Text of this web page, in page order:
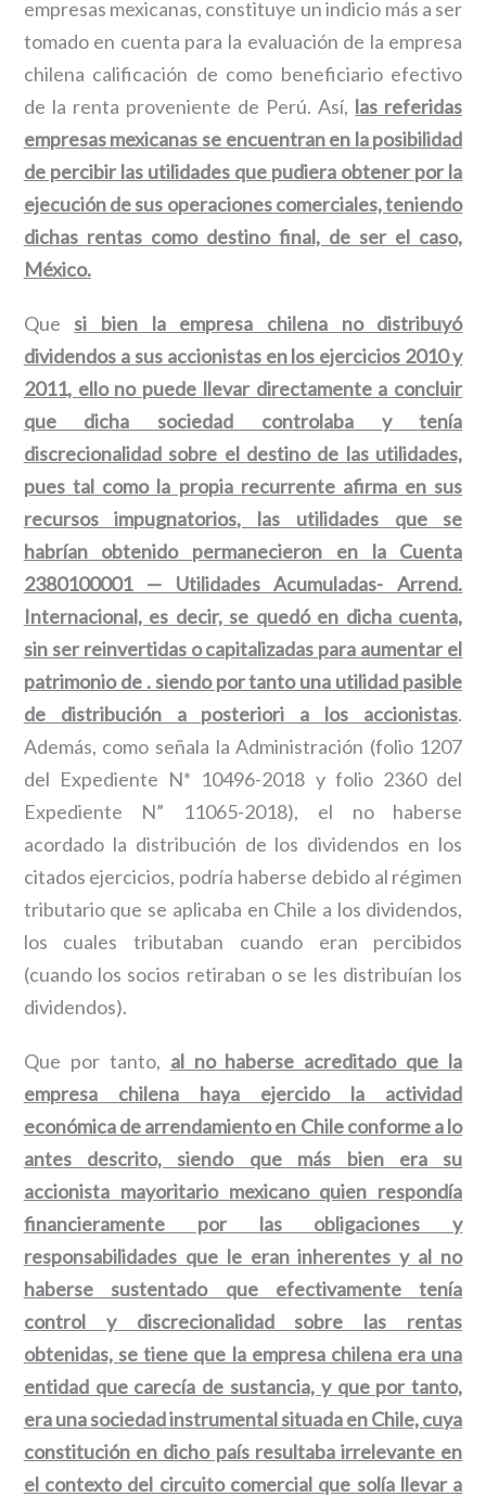
empresas mexicanas, constituye un indicio más a ser
tomado en cuenta para la evaluación de la empresa
chilena calificación de como beneficiario efectivo
de la renta proveniente de Perú. Así, las referidas
empresas mexicanas se encuentran en la posibilidad
de percibir las utilidades que pudiera obtener por la
ejecución de sus operaciones comerciales, teniendo
dichas rentas como destino final, de ser el caso,
México.
Que si bien la empresa chilena no distribuyó
dividendos a sus accionistas en los ejercicios 2010 y
2011, ello no puede llevar directamente a concluir
que dicha sociedad controlaba y tenía
discrecionalidad sobre el destino de las utilidades,
pues tal como la propia recurrente afirma en sus
recursos impugnatorios, las utilidades que se
habrían obtenido permanecieron en la Cuenta
2380100001 — Utilidades Acumuladas- Arrend.
Internacional, es decir, se quedó en dicha cuenta,
sin ser reinvertidas o capitalizadas para aumentar el
patrimonio de . siendo por tanto una utilidad pasible
de distribución a posteriori a los accionistas.
Además, como señala la Administración (folio 1207
del Expediente N* 10496-2018 y folio 2360 del
Expediente N” 11065-2018), el no haberse
acordado la distribución de los dividendos en los
citados ejercicios, podría haberse debido al régimen
tributario que se aplicaba en Chile a los dividendos,
los cuales tributaban cuando eran percibidos
(cuando los socios retiraban o se les distribuían los
dividendos).
Que por tanto, al no haberse acreditado que la
empresa chilena haya ejercido la actividad
económica de arrendamiento en Chile conforme a lo
antes descrito, siendo que más bien era su
accionista mayoritario mexicano quien respondía
financieramente por las obligaciones y
responsabilidades que le eran inherentes y al no
haberse sustentado que efectivamente tenía
control y discrecionalidad sobre las rentas
obtenidas, se tiene que la empresa chilena era una
entidad que carecía de sustancia, y que por tanto,
era una sociedad instrumental situada en Chile, cuya
constitución en dicho país resultaba irrelevante en
el contexto del circuito comercial que solía llevar a